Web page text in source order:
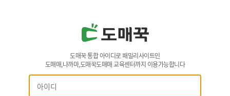
도매꾹 통합 아이디로 패밀리사이트인
도매매,나까마,도매꾹도매매 교육센터까지 이용가능합니다